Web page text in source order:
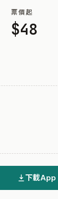
票價起
$48
下載App